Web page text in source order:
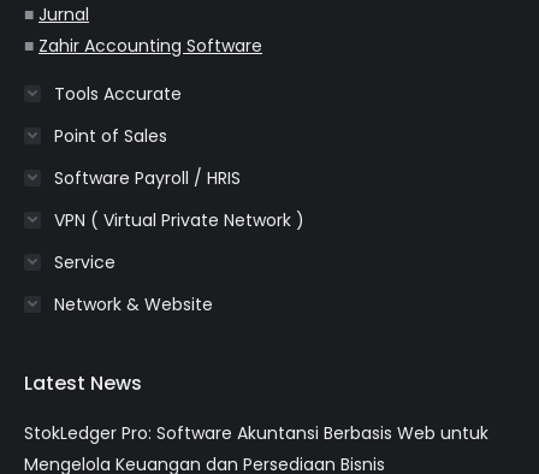
■ Jurnal
■ Zahir Accounting Software
Tools Accurate
Point of Sales
Software Payroll / HRIS
VPN ( Virtual Private Network )
Service
Network & Website
Latest News
StokLedger Pro: Software Akuntansi Berbasis Web untuk
Mengelola Keuangan dan Persediaan Bisnis